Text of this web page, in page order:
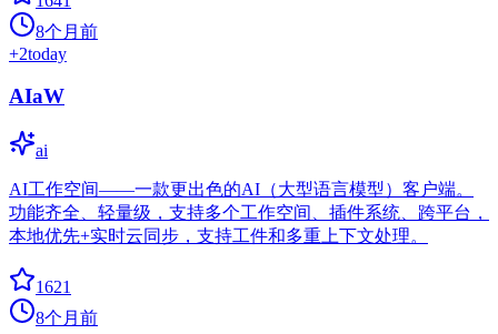
8个月前
+2today
AIaW
ai
AI工作空间——一款更出色的AI（大型语言模型）客户端。
功能齐全、轻量级，支持多个工作空间、插件系统、跨平台，
本地优先+实时云同步，支持工件和多重上下文处理。
1621
8个月前